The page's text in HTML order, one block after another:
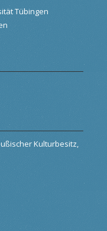
Tübingen
Kulturbesitz,